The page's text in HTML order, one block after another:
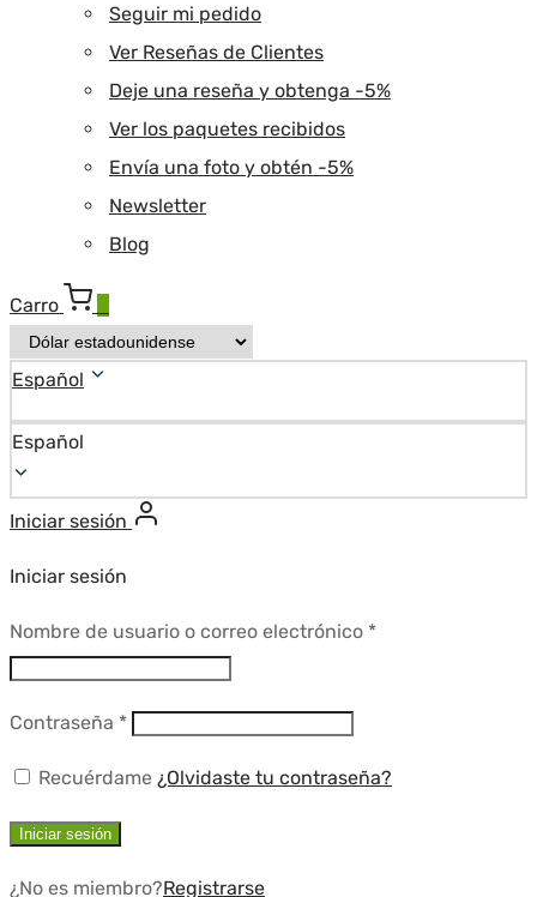
Seguir mi pedido
Ver Reseñas de Clientes
Deje una reseña y obtenga -5%
Ver los paquetes recibidos
Envía una foto y obtén -5%
Newsletter
Blog
Carro
Español
Español
Iniciar sesión
Iniciar sesión
Nombre de usuario o correo electrónico *Requerido
Contraseña *Requerido
Recuérdame ¿Olvidaste tu contraseña?
Iniciar sesión
¿No es miembro?Registrarse